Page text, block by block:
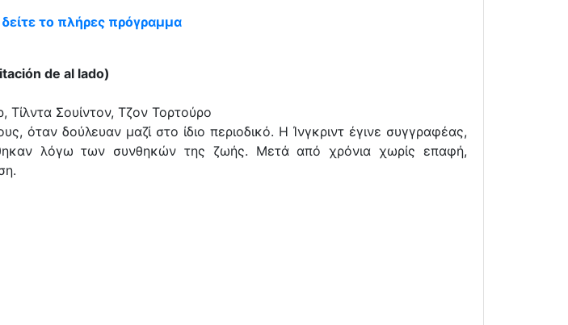
το πλήρες πρόγραμμα
de al lado)
Σουίντον, Τζον Τορτούρο
όταν δούλευαν μαζί στο ίδιο περιοδικό. Η Ίνγκριντ έγινε συγγραφέας,
λόγω των συνθηκών της ζωής. Μετά από χρόνια χωρίς επαφή,